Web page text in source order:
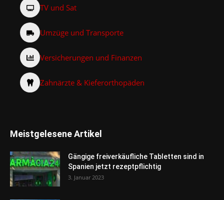
TV und Sat
Umzüge und Transporte
Versicherungen und Finanzen
Zahnärzte & Kieferorthopäden
Meistgelesene Artikel
Gängige freiverkäufliche Tabletten sind in
Spanien jetzt rezeptpflichtig
3. Januar 2023